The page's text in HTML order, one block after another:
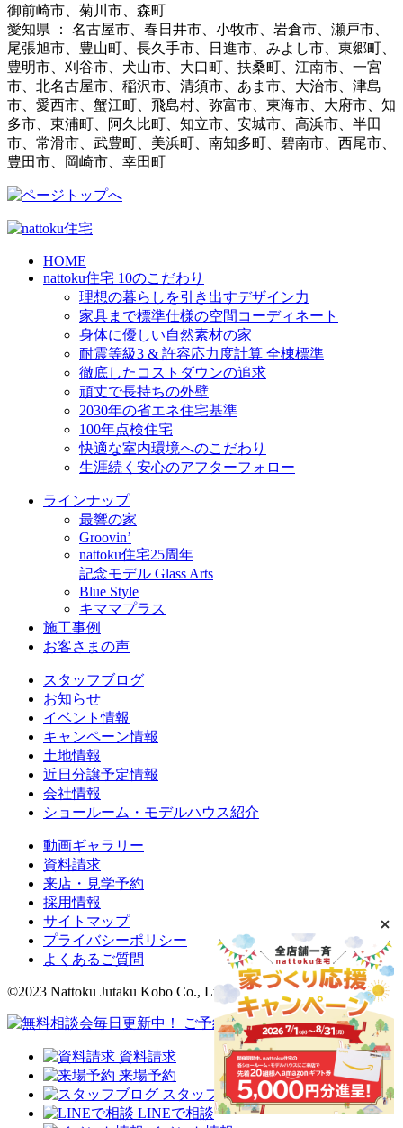
御前崎市、菊川市、森町
愛知県 ： 名古屋市、春日井市、小牧市、岩倉市、瀬戸市、
尾張旭市、豊山町、長久手市、日進市、みよし市、東郷町、
豊明市、刈谷市、犬山市、大口町、扶桑町、江南市、一宮
市、北名古屋市、稲沢市、清須市、あま市、大治市、津島
市、愛西市、蟹江町、飛島村、弥富市、東海市、大府市、知
多市、東浦町、阿久比町、知立市、安城市、高浜市、半田
市、常滑市、武豊町、美浜町、南知多町、碧南市、西尾市、
豊田市、岡崎市、幸田町
HOME
nattoku住宅 10のこだわり
理想の暮らしを引き出すデザイン力
家具まで標準仕様の空間コーディネート
身体に優しい自然素材の家
耐震等級3 & 許容応力度計算 全棟標準
徹底したコストダウンの追求
頑丈で長持ちの外壁
2030年の省エネ住宅基準
100年点検住宅
快適な室内環境へのこだわり
生涯続く安心のアフターフォロー
ラインナップ
最響の家
Groovin’
nattoku住宅25周年
記念モデル Glass Arts
Blue Style
キママプラス
施工事例
お客さまの声
スタッフブログ
お知らせ
イベント情報
キャンペーン情報
土地情報
近日分譲予定情報
会社情報
ショールーム・モデルハウス紹介
動画ギャラリー
資料請求
来店・見学予約
採用情報
サイトマップ
プライバシーポリシー
よくあるご質問
©2023 Nattoku Jutaku Kobo Co., Ltd.
資料請求
来場予約
スタッフブログ
LINEで相談